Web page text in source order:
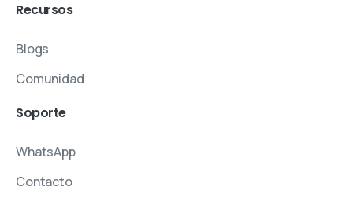
Recursos
Blogs
Comunidad
Soporte
WhatsApp
Contacto